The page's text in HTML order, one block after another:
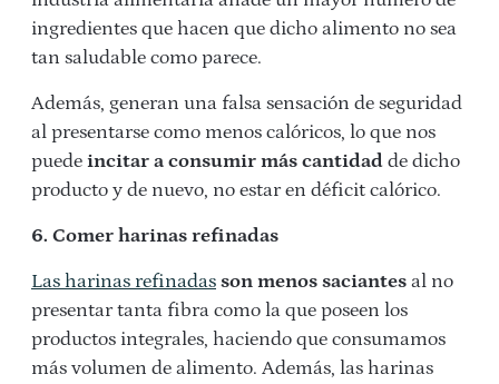
ingredientes que hacen que dicho alimento no sea
tan saludable como parece.
Además, generan una falsa sensación de seguridad
al presentarse como menos calóricos, lo que nos
puede incitar a consumir más cantidad de dicho
producto y de nuevo, no estar en déficit calórico.
6. Comer harinas refinadas
Las harinas refinadas son menos saciantes al no
presentar tanta fibra como la que poseen los
productos integrales, haciendo que consumamos
más volumen de alimento. Además, las harinas